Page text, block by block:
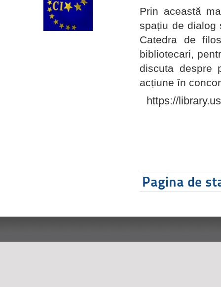
Prin această
spațiu de dialog
Catedra de
bibliotecari,
discuta despre
acțiune în
https://
Pagina de